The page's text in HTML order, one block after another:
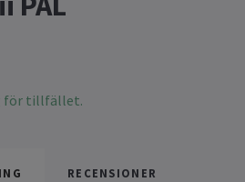
för tillfället.
RECENSIONER